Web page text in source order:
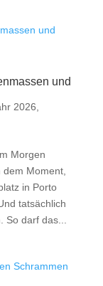
und
2026
Morgen
Moment,
in Porto
tatsächlich
darf das...